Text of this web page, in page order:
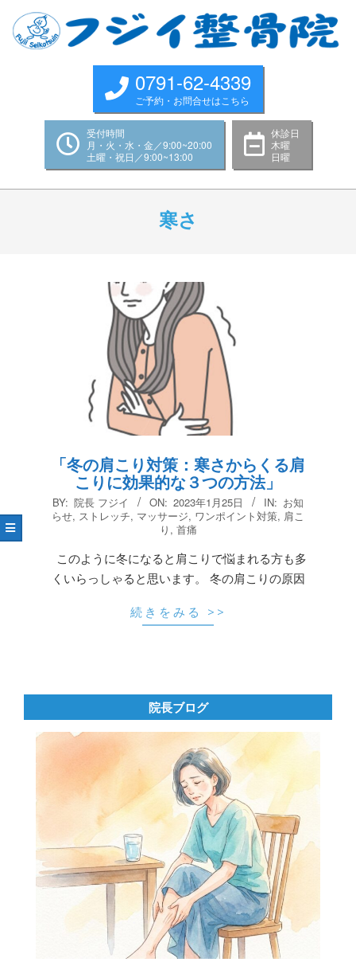
content
0791-62-4339
ご予約・お問合せはこちら
受付時間
月・火・水・金／9:00~20:00
土曜・祝日／9:00~13:00
休診日
木曜
日曜
寒さ
「冬の肩こり対策：寒さからくる肩
こりに効果的な３つの方法」
2023-
01-
BY: 院長 フジイ ON: 2023年1月25日 IN: お知
らせ, ストレッチ, マッサージ, ワンポイント対策, 肩こ
り , 首痛
このように冬になると肩こりで悩まれる方も多
くいらっしゃると思います。 冬の肩こりの原因
続きをみる >>
院長ブログ